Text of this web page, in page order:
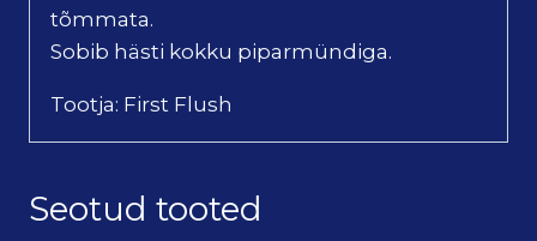
tõmmata.
Sobib hästi kokku piparmündiga.
Tootja: First Flush
Seotud tooted